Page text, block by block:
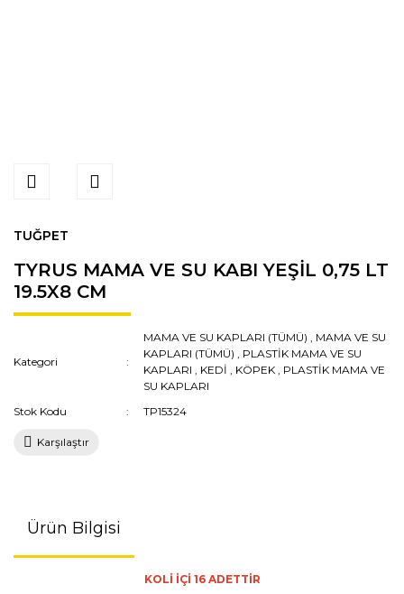
TUĞPET
TYRUS MAMA VE SU KABI YEŞİL 0,75 LT
19.5X8 CM
Kategori
MAMA VE SU KAPLARI (TÜMÜ) , MAMA VE SU
KAPLARI (TÜMÜ) , PLASTİK MAMA VE SU
KAPLARI , KEDİ , KÖPEK , PLASTİK MAMA VE
SU KAPLARI
Stok Kodu
TP15324
Karşılaştır
Ürün Bilgisi
KOLİ İÇİ 16 ADETTİR